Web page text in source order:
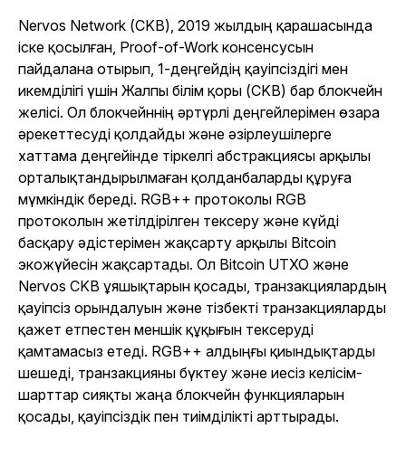
Nervos Network (CKB), 2019 жылдың қарашасында
іске қосылған, Proof-of-Work консенсусын
пайдалана отырып, 1-деңгейдің қауіпсіздігі мен
икемділігі үшін Жалпы білім қоры (CKB) бар блокчейн
желісі. Ол блокчейннің әртүрлі деңгейлерімен өзара
әрекеттесуді қолдайды және әзірлеушілерге
хаттама деңгейінде тіркелгі абстракциясы арқылы
орталықтандырылмаған қолданбаларды құруға
мүмкіндік береді. RGB++ протоколы RGB
протоколын жетілдірілген тексеру және күйді
басқару әдістерімен жақсарту арқылы Bitcoin
экожүйесін жақсартады. Ол Bitcoin UTXO және
Nervos CKB ұяшықтарын қосады, транзакциялардың
қауіпсіз орындалуын және тізбекті транзакцияларды
қажет етпестен меншік құқығын тексеруді
қамтамасыз етеді. RGB++ алдыңғы қиындықтарды
шешеді, транзакцияны бүктеу және иесіз келісім-
шарттар сияқты жаңа блокчейн функцияларын
қосады, қауіпсіздік пен тиімділікті арттырады.